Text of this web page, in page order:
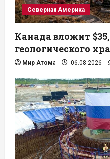
Северная Америка
Канада вложит
геологического
Мир Атома 06.08.2026